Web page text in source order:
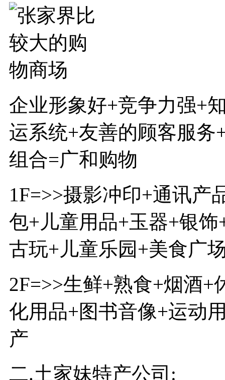
企业形象好+竞争力强+
运系统+友善的顾客服
组合=广和购物
1F=>>摄影冲印+通讯产
包+儿童用品+玉器+银
古玩+儿童乐园+美食广
2F=>>生鲜+熟食+烟酒
化用品+图书音像+运动
产
二.土家妹特产公司: